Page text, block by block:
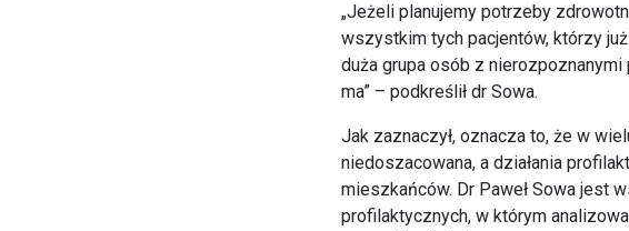
„Jeżeli planujemy potrzeby
wszystkim tych pacjentów, którzy
duża grupa osób z
ma” – podkreślił dr Sowa.
Jak zaznaczył, oznacza to, że w
niedoszacowana, a działania
mieszkańców. Dr Paweł Sowa jest
profilaktycznych, w którym